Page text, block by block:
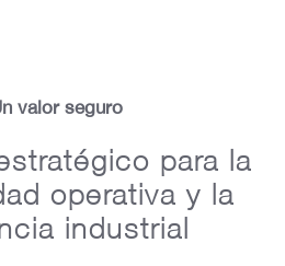
valor seguro
para la
operativa y la
industrial